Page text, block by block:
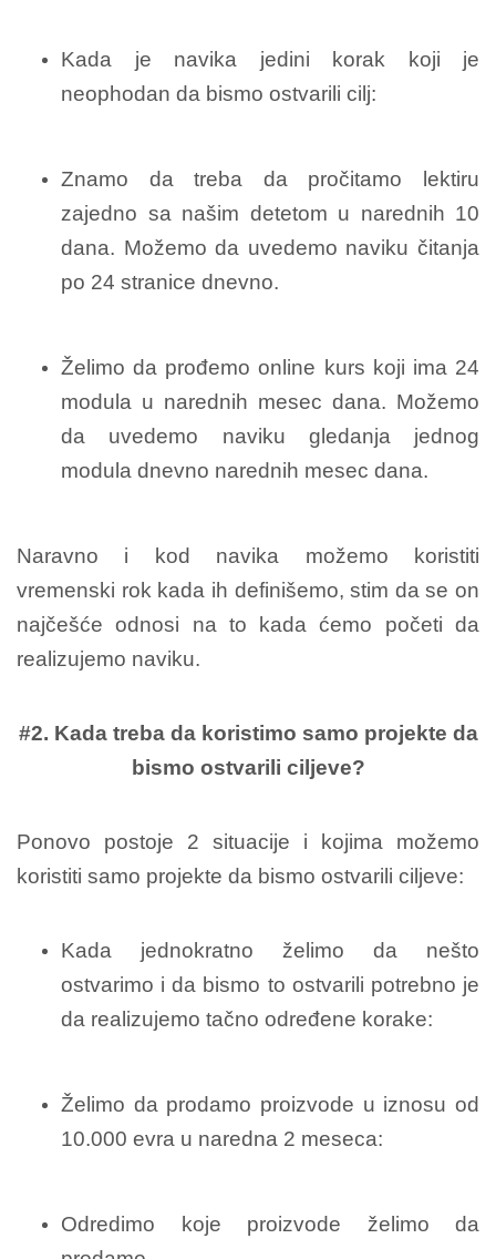
Kada je navika jedini korak koji je
neophodan da bismo ostvarili cilj:
Znamo da treba da pročitamo lektiru
zajedno sa našim detetom u narednih 10
dana. Možemo da uvedemo naviku čitanja
po 24 stranice dnevno.
Želimo da prođemo online kurs koji ima 24
modula u narednih mesec dana. Možemo
da uvedemo naviku gledanja jednog
modula dnevno narednih mesec dana.
Naravno i kod navika možemo koristiti
vremenski rok kada ih definišemo, stim da se on
najčešće odnosi na to kada ćemo početi da
realizujemo naviku.
#2. Kada treba da koristimo samo projekte da
bismo ostvarili ciljeve?
Ponovo postoje 2 situacije i kojima možemo
koristiti samo projekte da bismo ostvarili ciljeve:
Kada jednokratno želimo da nešto
ostvarimo i da bismo to ostvarili potrebno je
da realizujemo tačno određene korake:
Želimo da prodamo proizvode u iznosu od
10.000 evra u naredna 2 meseca:
Odredimo koje proizvode želimo da